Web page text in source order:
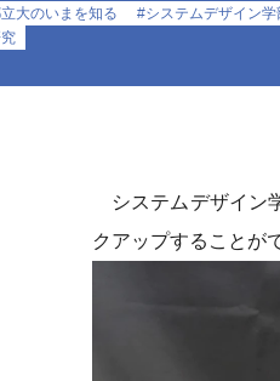
大のいまを知る #システムデザイン学
システムデザイン
クアップすることが